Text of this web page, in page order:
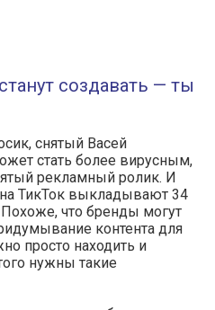
создавать — ты
снятый Васей
стать более вирусным,
рекламный ролик. И
ТикТок выкладывают 34
что бренды могут
контента для
просто находить и
нужны такие